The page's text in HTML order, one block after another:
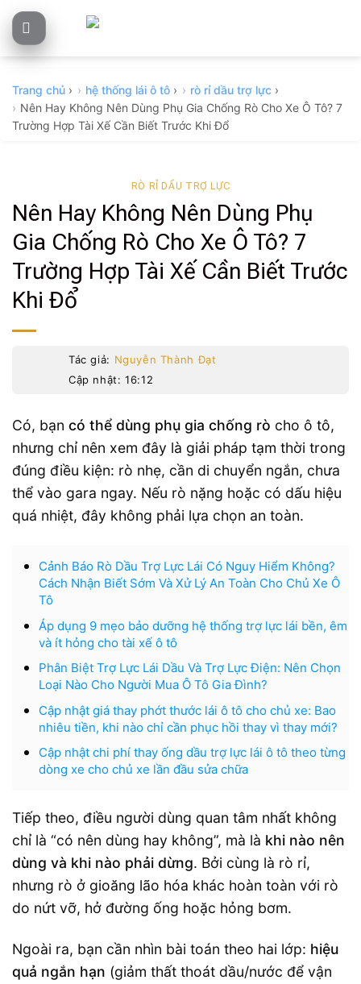
Skip
to
Trang chủ › hệ thống lái ô tô › rò rỉ dầu trợ lực ›
Nên Hay Không Nên Dùng Phụ Gia Chống Rò Cho Xe Ô Tô? 7
Trường Hợp Tài Xế Cần Biết Trước Khi Đổ
RÒ RỈ DẦU TRỢ LỰC
Nên Hay Không Nên Dùng Phụ
Gia Chống Rò Cho Xe Ô Tô? 7
Trường Hợp Tài Xế Cần Biết Trước
Khi Đổ
Tác giả: Nguyễn Thành Đạt
Cập nhật: 16:12
Có, bạn có thể dùng phụ gia chống rò cho ô tô,
nhưng chỉ nên xem đây là giải pháp tạm thời trong
đúng điều kiện: rò nhẹ, cần di chuyển ngắn, chưa
thể vào gara ngay. Nếu rò nặng hoặc có dấu hiệu
quá nhiệt, đây không phải lựa chọn an toàn.
Cảnh Báo Rò Dầu Trợ Lực Lái Có Nguy Hiểm Không?
Cách Nhận Biết Sớm Và Xử Lý An Toàn Cho Chủ Xe Ô
Tô
Áp dụng 9 mẹo bảo dưỡng hệ thống trợ lực lái bền, êm
và ít hỏng cho tài xế ô tô
Phân Biệt Trợ Lực Lái Dầu Và Trợ Lực Điện: Nên Chọn
Loại Nào Cho Người Mua Ô Tô Gia Đình?
Cập nhật giá thay phớt thước lái ô tô cho chủ xe: Bao
nhiêu tiền, khi nào chỉ cần phục hồi thay vì thay mới?
Cập nhật chi phí thay ống dầu trợ lực lái ô tô theo từng
dòng xe cho chủ xe lần đầu sửa chữa
Tiếp theo, điều người dùng quan tâm nhất không
chỉ là “có nên dùng hay không”, mà là khi nào nên
dùng và khi nào phải dừng. Bởi cùng là rò rỉ,
nhưng rò ở gioăng lão hóa khác hoàn toàn với rò
do nứt vỡ, hở đường ống hoặc hỏng bơm.
Ngoài ra, bạn cần nhìn bài toán theo hai lớp: hiệu
quả ngắn hạn (giảm thất thoát dầu/nước để vận